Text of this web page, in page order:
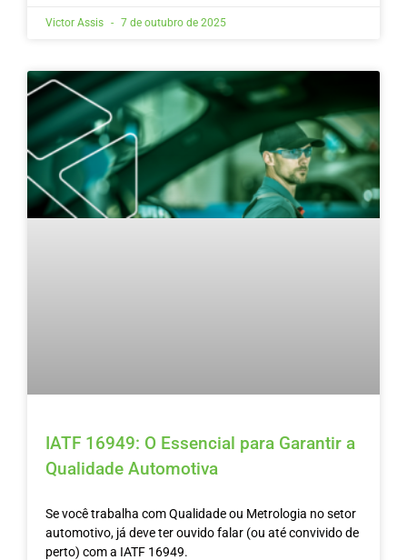
Victor Assis 7 de outubro de 2025
IATF 16949: O Essencial para Garantir a
Qualidade Automotiva
Se você trabalha com Qualidade ou Metrologia no setor
automotivo, já deve ter ouvido falar (ou até convivido de
perto) com a IATF 16949.